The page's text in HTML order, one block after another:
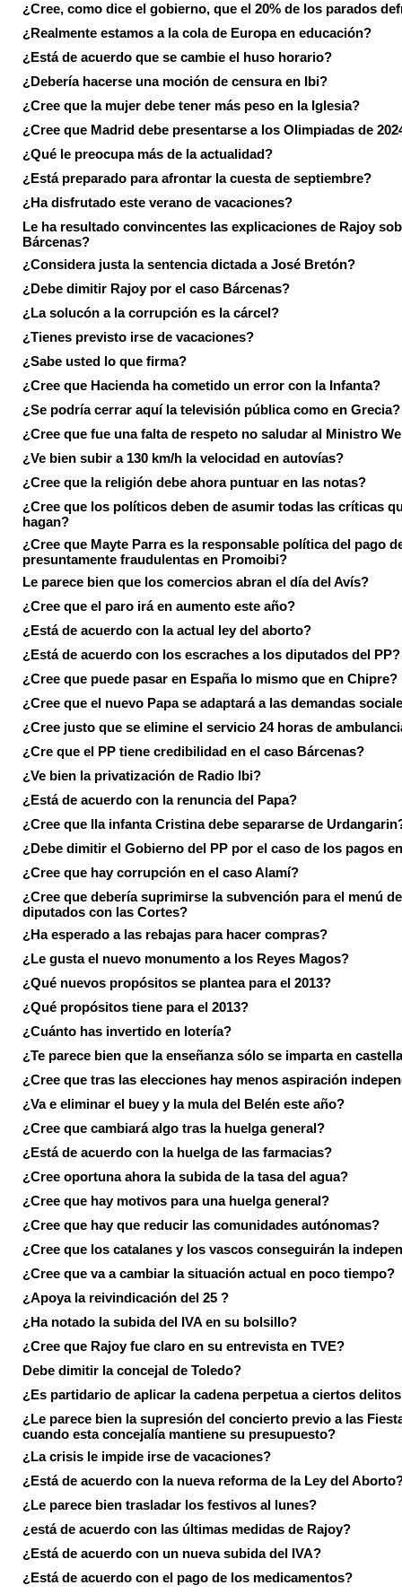
¿Cree, como dice el gobierno, que el 20% de los parados
¿Realmente estamos a la cola de Europa en educación?
¿Está de acuerdo que se cambie el huso horario?
¿Debería hacerse una moción de censura en Ibi?
¿Cree que la mujer debe tener más peso en la Iglesia?
¿Cree que Madrid debe presentarse a los Olimpiadas de
¿Qué le preocupa más de la actualidad?
¿Está preparado para afrontar la cuesta de septiembre?
¿Ha disfrutado este verano de vacaciones?
Le ha resultado convincentes las explicaciones de Rajoy
Bárcenas?
¿Considera justa la sentencia dictada a José Bretón?
¿Debe dimitir Rajoy por el caso Bárcenas?
¿La solucón a la corrupción es la cárcel?
¿Tienes previsto irse de vacaciones?
¿Sabe usted lo que firma?
¿Cree que Hacienda ha cometido un error con la Infanta?
¿Se podría cerrar aquí la televisión pública como en Grecia?
¿Cree que fue una falta de respeto no saludar al Ministro
¿Ve bien subir a 130 km/h la velocidad en autovías?
¿Cree que la religión debe ahora puntuar en las notas?
¿Cree que los políticos deben de asumir todas las críticas
hagan?
¿Cree que Mayte Parra es la responsable política del pago
presuntamente fraudulentas en Promoibi?
Le parece bien que los comercios abran el día del Avís?
¿Cree que el paro irá en aumento este año?
¿Está de acuerdo con la actual ley del aborto?
¿Está de acuerdo con los escraches a los diputados del PP?
¿Cree que puede pasar en España lo mismo que en Chipre?
¿Cree que el nuevo Papa se adaptará a las demandas
¿Cree justo que se elimine el servicio 24 horas de
¿Cre que el PP tiene credibilidad en el caso Bárcenas?
¿Ve bien la privatización de Radio Ibi?
¿Está de acuerdo con la renuncia del Papa?
¿Cree que lla infanta Cristina debe separarse de
¿Debe dimitir el Gobierno del PP por el caso de los pagos
¿Cree que hay corrupción en el caso Alamí?
¿Cree que debería suprimirse la subvención para el menú
diputados con las Cortes?
¿Ha esperado a las rebajas para hacer compras?
¿Le gusta el nuevo monumento a los Reyes Magos?
¿Qué nuevos propósitos se plantea para el 2013?
¿Qué propósitos tiene para el 2013?
¿Cuánto has invertido en lotería?
¿Te parece bien que la enseñanza sólo se imparta en
¿Cree que tras las elecciones hay menos aspiración
¿Va e eliminar el buey y la mula del Belén este año?
¿Cree que cambiará algo tras la huelga general?
¿Está de acuerdo con la huelga de las farmacias?
¿Cree oportuna ahora la subida de la tasa del agua?
¿Cree que hay motivos para una huelga general?
¿Cree que hay que reducir las comunidades autónomas?
¿Cree que los catalanes y los vascos conseguirán la
¿Cree que va a cambiar la situación actual en poco tiempo?
¿Apoya la reivindicación del 25 ?
¿Ha notado la subida del IVA en su bolsillo?
¿Cree que Rajoy fue claro en su entrevista en TVE?
Debe dimitir la concejal de Toledo?
¿Es partidario de aplicar la cadena perpetua a ciertos
¿Le parece bien la supresión del concierto previo a las
cuando esta concejalía mantiene su presupuesto?
¿La crisis le impide irse de vacaciones?
¿Está de acuerdo con la nueva reforma de la Ley del
¿Le parece bien trasladar los festivos al lunes?
¿está de acuerdo con las últimas medidas de Rajoy?
¿Está de acuerdo con un nueva subida del IVA?
¿Está de acuerdo con el pago de los medicamentos?